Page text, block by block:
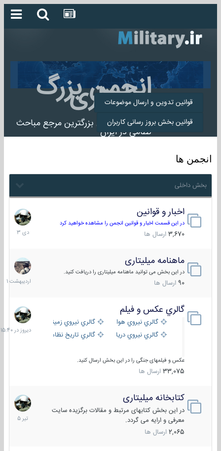
انجمن بزرگ
میلیتاری
انجمن میلیتاری بزرگترین مرجع مباحث
نظامی در ایران
قوانین تدوین و ارسال موضوعات
قوانین بخش بروز رسانی کاربران
انجمن ها
بخش داخلی
اخبار و قوانین
در این قسمت اخبار و قوانین انجمن را مشاهده خواهید کرد
3,670 ارسال ها
ماهنامه میلیتاری
در این بخش می توانید ماهنامه میلیتاری را دریافت کنید.
90 ارسال ها
1401
گالري عكس و فيلم
گالري نيروي هوايي
گالري نيروي زميني
گالري نيروي دريايي
گالري تاریخ نظامی
عکس و فیلمهای جنگی را در این بخش ارسال کنید.
33,075 ارسال ها
15:40
کتابخانه میلیتاری
در این بخش کتابهای مرتبط و مقالات برگزیده سایت
معرفی و ارایه می گردد.
2,065 ارسال ها